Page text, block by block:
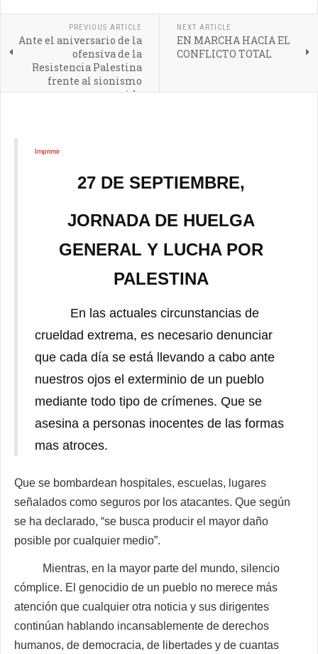
PREVIOUS ARTICLE
Ante el aniversario de la
ofensiva de la
Resistencia Palestina
frente al sionismo
genocida
NEXT ARTICLE
EN MARCHA HACIA EL
CONFLICTO TOTAL
Imprimir
27 DE SEPTIEMBRE,
JORNADA DE HUELGA
GENERAL Y LUCHA POR
PALESTINA
En las actuales circunstancias de
crueldad extrema, es necesario denunciar
que cada día se está llevando a cabo ante
nuestros ojos el exterminio de un pueblo
mediante todo tipo de crímenes. Que se
asesina a personas inocentes de las formas
mas atroces.
Que se bombardean hospitales, escuelas, lugares
señalados como seguros por los atacantes. Que según
se ha declarado, “se busca producir el mayor daño
posible por cualquier medio”.
Mientras, en la mayor parte del mundo, silencio
cómplice. El genocidio de un pueblo no merece más
atención que cualquier otra noticia y sus dirigentes
continúan hablando incansablemente de derechos
humanos, de democracia, de libertades y de cuantas